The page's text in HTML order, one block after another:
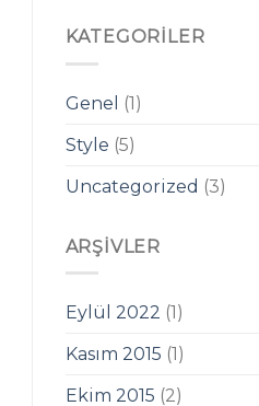
KATEGORILER
Genel
(1)
Style (5)
Uncategorized (3)
ARŞIVLER
Eylül 2022 (1)
Kasım 2015 (1)
Ekim 2015 (2)